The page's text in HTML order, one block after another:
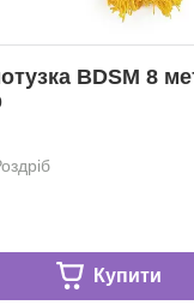
BDSM 8
Купити